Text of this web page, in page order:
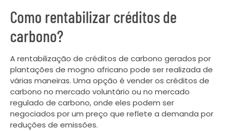
Como rentabilizar créditos de
carbono?
A rentabilização de créditos de carbono gerados por
plantações de mogno africano pode ser realizada de
várias maneiras. Uma opção é vender os créditos de
carbono no mercado voluntário ou no mercado
regulado de carbono, onde eles podem ser
negociados por um preço que reflete a demanda por
reduções de emissões.